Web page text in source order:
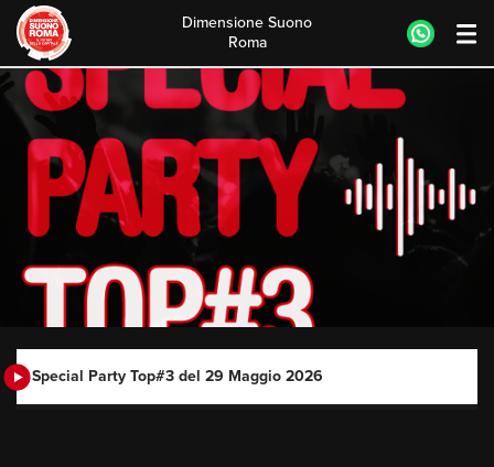
Skip
content
Dimensione Suono
Roma
Special Party Top#3 del 29 Maggio 2026